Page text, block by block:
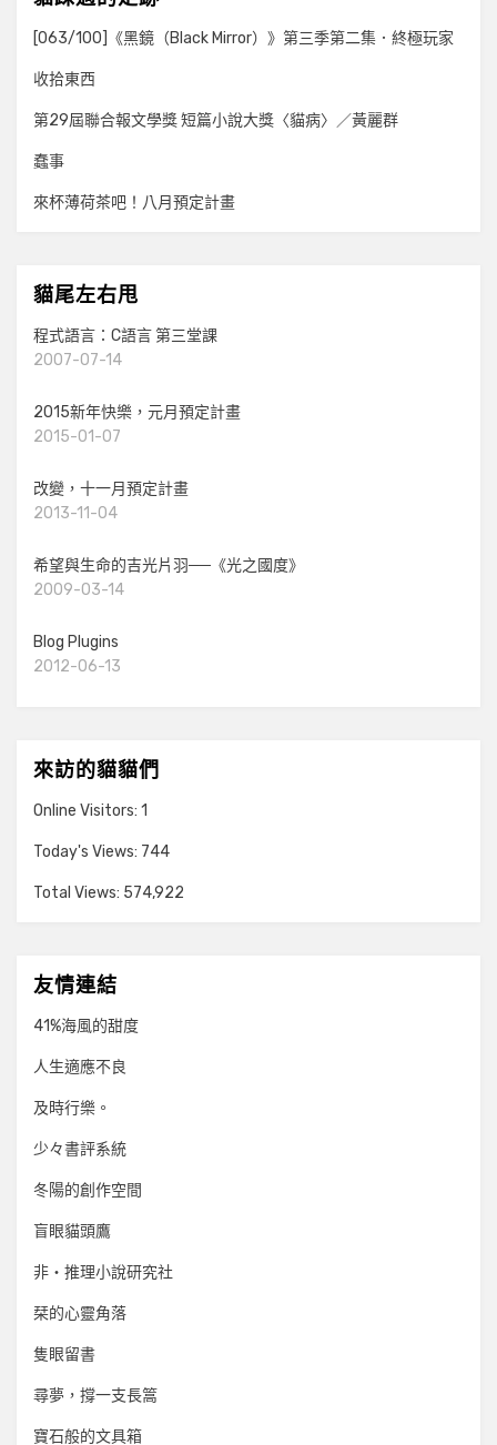
[063/100]《黑鏡（Black Mirror）》第三季第二集．終極玩家
收拾東西
第29屆聯合報文學獎 短篇小說大獎〈貓病〉／黃麗群
蠢事
來杯薄荷茶吧！八月預定計畫
貓尾左右甩
程式語言：C語言 第三堂課
2007-07-14
2015新年快樂，元月預定計畫
2015-01-07
改變，十一月預定計畫
2013-11-04
希望與生命的吉光片羽──《光之國度》
2009-03-14
Blog Plugins
2012-06-13
來訪的貓貓們
Online Visitors: 1
Today's Views: 744
Total Views: 574,922
友情連結
41%海風的甜度
人生適應不良
及時行樂。
少々書評系統
冬陽的創作空間
盲眼貓頭鷹
非‧推理小說研究社
栞的心靈角落
隻眼留書
尋夢，撐一支長篙
寶石般的文具箱